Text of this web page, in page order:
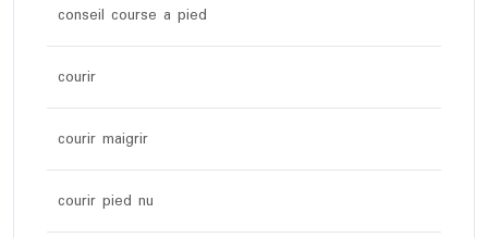
conseil course a pied
courir
courir maigrir
courir pied nu